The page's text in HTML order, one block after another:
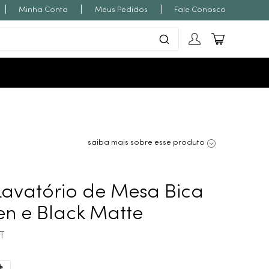
Minha Conta Meus Pedidos Fale Conosco
saiba mais sobre esse produto
de Mesa Bica
e Black Matte